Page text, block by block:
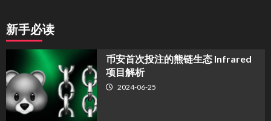
新手必读
币安首次投注的熊链生态 Infrared
项目解析
2024-06-25